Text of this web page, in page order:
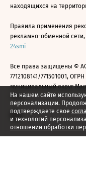
На нашем сайте
персонализации.
подтверждаете свое
и технологий
отношении обработки
находящихся на
Правила применения
рекламно-обменной
24smi
Все права защищены ©
7712108141/771501001,
муниципальный округ
2026